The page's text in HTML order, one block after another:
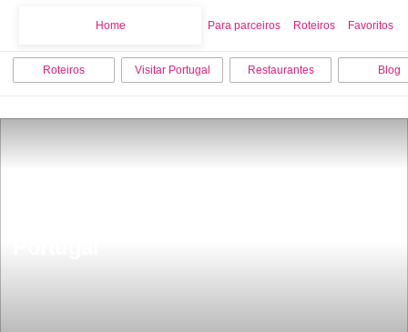
Home Para parceiros Roteiros Favoritos
Roteiros Visitar Portugal Restaurantes Blog